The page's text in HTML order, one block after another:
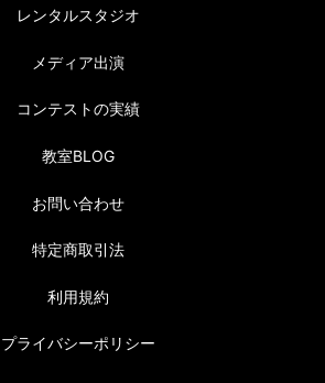
レンタルスタジオ
メディア出演
コンテストの実績
教室BLOG
お問い合わせ
特定商取引法
利用規約
プライバシーポリシー